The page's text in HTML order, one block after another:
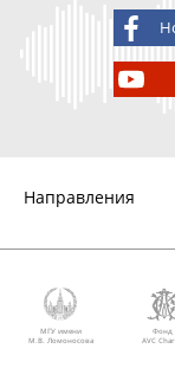
Направления
МГУ имени
М.В. Ломоносова
Фонд
AVC